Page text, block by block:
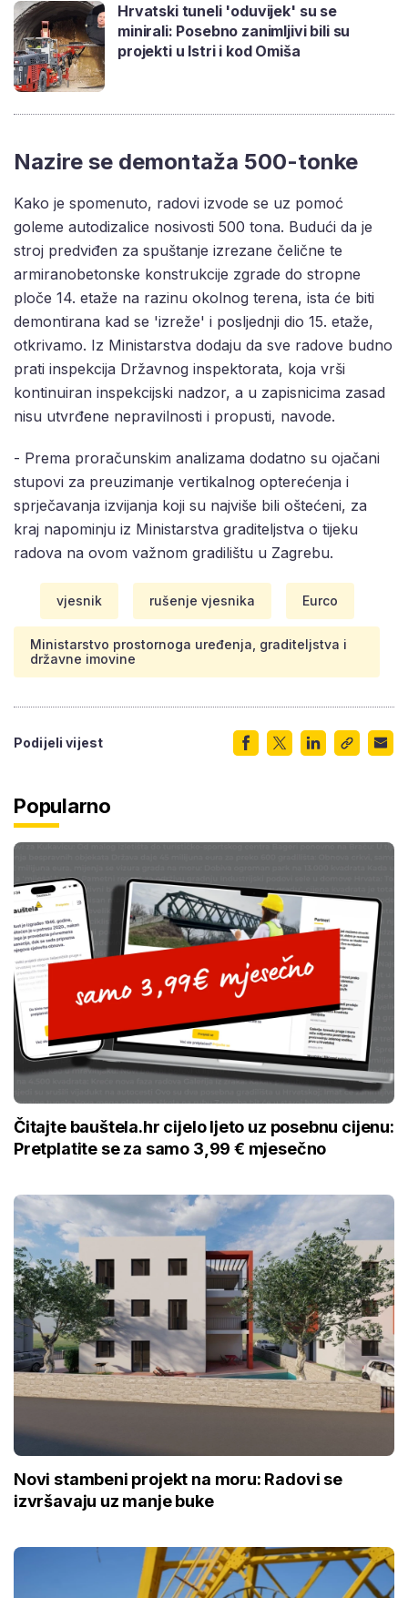
Hrvatski tuneli 'oduvijek' su se
minirali: Posebno zanimljivi bili su
projekti u Istri i kod Omiša
Nazire se demontaža 500-tonke
Kako je spomenuto, radovi izvode se uz pomoć
goleme autodizalice nosivosti 500 tona. Budući da je
stroj predviđen za spuštanje izrezane čelične te
armiranobetonske konstrukcije zgrade do stropne
ploče 14. etaže na razinu okolnog terena, ista će biti
demontirana kad se 'izreže' i posljednji dio 15. etaže,
otkrivamo. Iz Ministarstva dodaju da sve radove budno
prati inspekcija Državnog inspektorata, koja vrši
kontinuiran inspekcijski nadzor, a u zapisnicima zasad
nisu utvrđene nepravilnosti i propusti, navode.
- Prema proračunskim analizama dodatno su ojačani
stupovi za preuzimanje vertikalnog opterećenja i
sprječavanja izvijanja koji su najviše bili oštećeni, za
kraj napominju iz Ministarstva graditeljstva o tijeku
radova na ovom važnom gradilištu u Zagrebu.
vjesnik rušenje vjesnika Eurco
Ministarstvo prostornoga uređenja, graditeljstva i
državne imovine
Podijeli vijest
Popularno
Čitajte bauštela.hr cijelo ljeto uz posebnu cijenu:
Pretplatite se za samo 3,99 € mjesečno
Novi stambeni projekt na moru: Radovi se
izvršavaju uz manje buke